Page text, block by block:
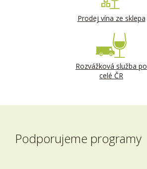
Prodej vína ze sklepa
Rozvážková služba po
celé ČR
Podporujeme programy